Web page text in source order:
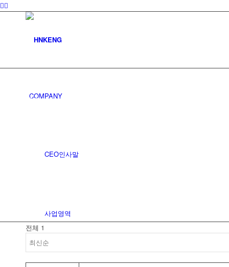
COMPANY
CEO인사말
사업영역
공지사항
전체 1